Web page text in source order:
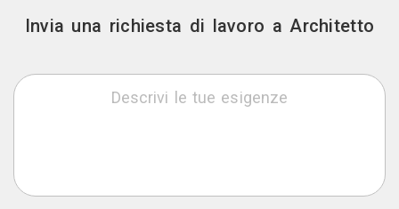
Invia una richiesta di lavoro a Architetto